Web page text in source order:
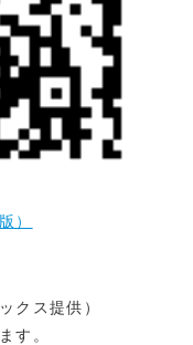
）
クス提供）
す。